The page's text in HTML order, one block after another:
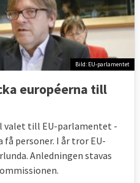
Bild: EU-parlamentet
européerna till
valet till EU-parlamentet -
personer. I år tror EU-
Anledningen stavas